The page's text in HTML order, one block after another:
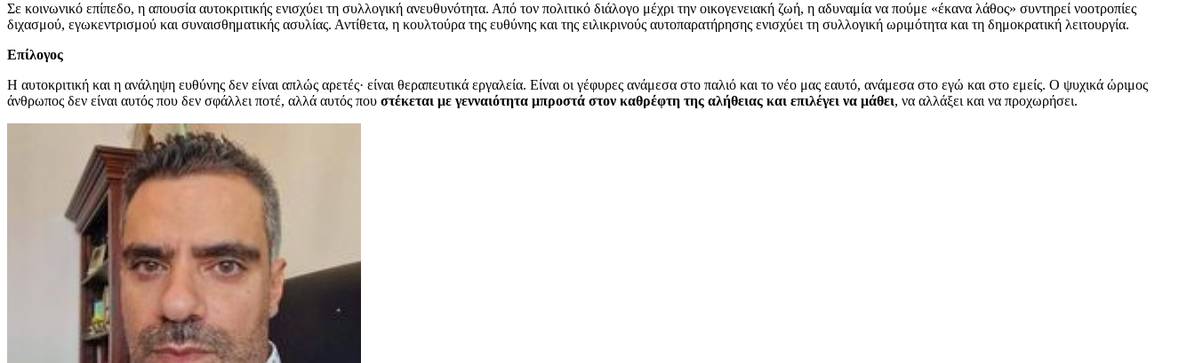
Σε κοινωνικό επίπεδο, η απουσία αυτοκριτικής ενισχύει τη συλλογική ανευθυνότητα. Από τον πολιτικό διάλογο μέχρι την οικογενειακή ζωή, η αδυναμία να πούμε «έκανα λάθος» συντηρεί νοοτροπίες
διχασμού, εγωκεντρισμού και συναισθηματικής ασυλίας. Αντίθετα, η κουλτούρα της ευθύνης και της ειλικρινούς αυτοπαρατήρησης ενισχύει τη συλλογική ωριμότητα και τη δημοκρατική λειτουργία.
Επίλογος
Η αυτοκριτική και η ανάληψη ευθύνης δεν είναι απλώς αρετές· είναι θεραπευτικά εργαλεία. Είναι οι γέφυρες ανάμεσα στο παλιό και το νέο μας εαυτό, ανάμεσα στο εγώ και στο εμείς. Ο ψυχικά ώριμος
άνθρωπος δεν είναι αυτός που δεν σφάλλει ποτέ, αλλά αυτός που στέκεται με γενναιότητα μπροστά στον καθρέφτη της αλήθειας και επιλέγει να μάθει, να αλλάξει και να προχωρήσει.